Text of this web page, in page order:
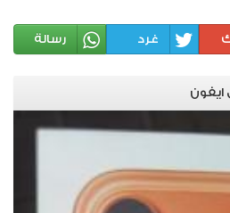
غرد رسالة
ايفون